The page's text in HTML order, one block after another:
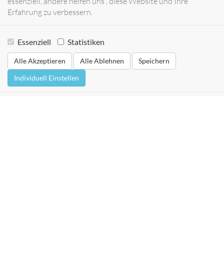
Erfahrung zu verbessern.
Essenziell Statistiken
Alle Akzeptieren Alle Ablehnen
Speichern
Individuell Einstellen